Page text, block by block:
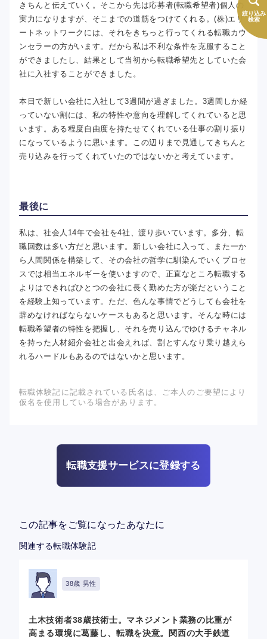
絞り込み
検索
きちんと伝えていく。そこから先は応募者(転職希望者)個人の
実力になりますが、そこまでの道筋をつけてくれる。(株)エリ
ートネットワークには、それをきちっと行ってくれる転職カウ
ンセラーの方がいます。だから私は不利な条件を克服すること
ができましたし、結果として当初から転職希望先としていた会
社に入社することができました。
本日で新しい会社に入社して3週間が過ぎました。3週間しか経
っていない割には、私の特性や意向を理解してくれていると思
います。ある程度自由度を持たせてくれている仕事の割り振り
になっているように思います。この辺りまで見通してきちんと
売り込みを行ってくれていたのではないかと考えています。
最後に
私は、社会人14年で会社を4社、渡り歩いています。多分、転
職回数は多い方だと思います。新しい会社に入って、また一か
ら人間関係を構築して、その会社の哲学に馴染んでいくプロセ
スでは相当エネルギーを使いますので、正直なところ転職する
よりはできればひとつの会社に長く勤めた方が楽だということ
を経験上知っています。ただ、色んな事情でどうしても会社を
辞めなければならないケースもあると思います。そんな時には
転職希望者の特性を把握し、それを売り込んでゆけるチャネル
を持った人材紹介会社と出会えれば、割とすんなり乗り越えら
れるハードルもあるのではないかと思います。
転職体験記に記載されている氏名は、ご本人のご要望により
仮名を使用している場合があります。
転職支援サービスに登録する
この記事をご覧になったあなたに
関連する転職体験記
38歳 男性
土木技術者38歳技術士。マネジメント業務の比重が
高まる環境に葛藤し、転職を決意。関西の大手鉄道